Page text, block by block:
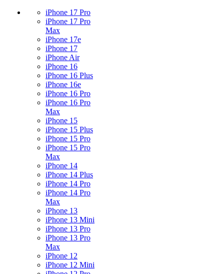
iPhone 17 Pro
iPhone 17 Pro
Max
iPhone 17e
iPhone 17
iPhone Air
iPhone 16
iPhone 16 Plus
iPhone 16e
iPhone 16 Pro
iPhone 16 Pro
Max
iPhone 15
iPhone 15 Plus
iPhone 15 Pro
iPhone 15 Pro
Max
iPhone 14
iPhone 14 Plus
iPhone 14 Pro
iPhone 14 Pro
Max
iPhone 13
iPhone 13 Mini
iPhone 13 Pro
iPhone 13 Pro
Max
iPhone 12
iPhone 12 Mini